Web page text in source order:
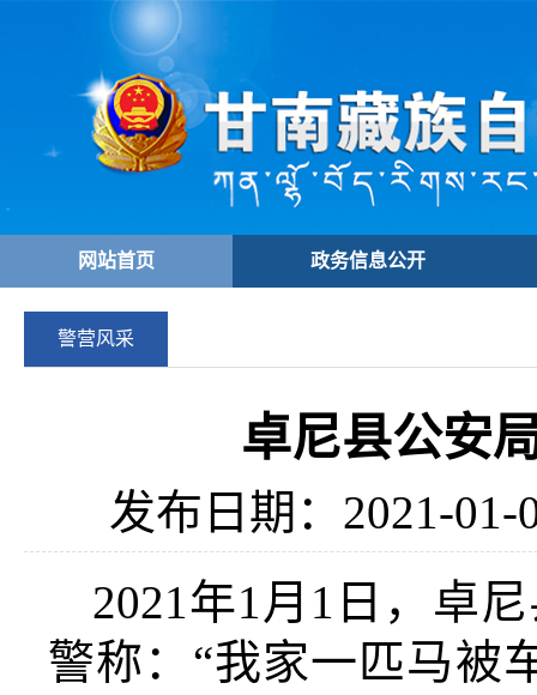
网站首页 政务信息公开
警营风采
卓尼县公安
发布日期：2021-01-
2021年1月1日，卓
警称：“我家一匹马被